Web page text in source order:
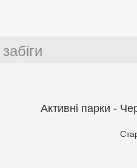
Активні парки -